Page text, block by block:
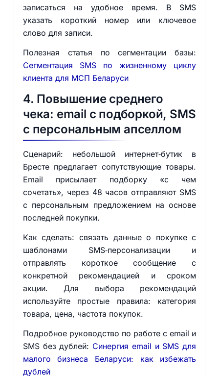
записаться на удобное время. В SMS
указать короткий номер или ключевое
слово для записи.
Полезная статья по сегментации базы:
Сегментация SMS по жизненному циклу
клиента для МСП Беларуси
4. Повышение среднего
чека: email с подборкой, SMS
с персональным апселлом
Сценарий: небольшой интернет‑бутик в
Бресте предлагает сопутствующие товары.
Email присылает подборку «с чем
сочетать», через 48 часов отправляют SMS
с персональным предложением на основе
последней покупки.
Как сделать: связать данные о покупке с
шаблонами SMS‑персонализации и
отправлять короткое сообщение с
конкретной рекомендацией и сроком
акции. Для выбора рекомендаций
используйте простые правила: категория
товара, цена, частота покупок.
Подробное руководство по работе с email и
SMS без дублей: Синергия email и SMS для
малого бизнеса Беларуси: как избежать
дублей